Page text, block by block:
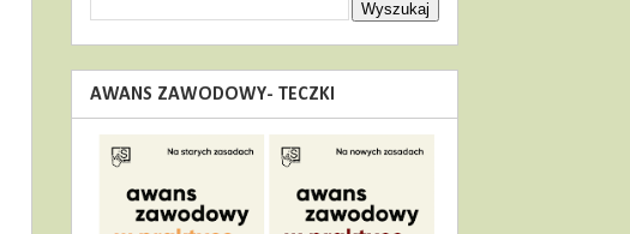
AWANS ZAWODOWY- TECZKI